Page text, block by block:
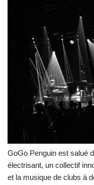
GoGo Penguin est salué
électrisant, un collectif
et la musique de clubs à